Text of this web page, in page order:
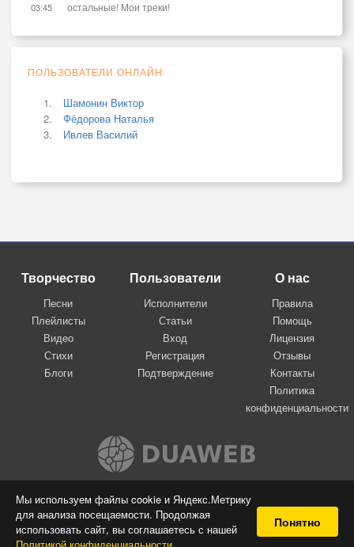
Мы используем файлы cookie и Яндекс.Метрику
для анализа посещаемости. Продолжая
использовать сайт, вы соглашаетесь с нашей
Понятно
03:45
остальные! Мои треки!
ПОЛЬЗОВАТЕЛИ ОНЛАЙН
Шамонин Виктор
Фёдорова Наталья
Ивлев Василий
Творчество
Песни
Плейлисты
Видео
Стихи
Блоги
Пользователи
Исполнители
Статьи
Вход
Регистрация
Подтверждение
О нас
Правила
Помощь
Лицензия
Отзывы
Контакты
Политика
конфиденциальности
Вконтакте
© 2009-2026 Я-пою
Музыкальный сайт самовыражения